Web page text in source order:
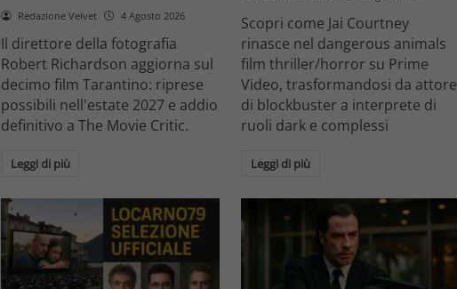
Redazione Velvet 4 Agosto 2026
Il direttore della fotografia
Robert Richardson aggiorna sul
decimo film Tarantino: riprese
possibili nell'estate 2027 e addio
definitivo a The Movie Critic.
Leggi di più
Scopri come Jai Courtney
rinasce nel dangerous animals
film thriller/horror su Prime
Video, trasformandosi da attore
di blockbuster a interprete di
ruoli dark e complessi
Leggi di più